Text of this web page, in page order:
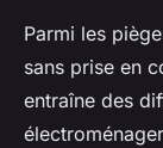
Parmi les
sans prise en
entraîne des